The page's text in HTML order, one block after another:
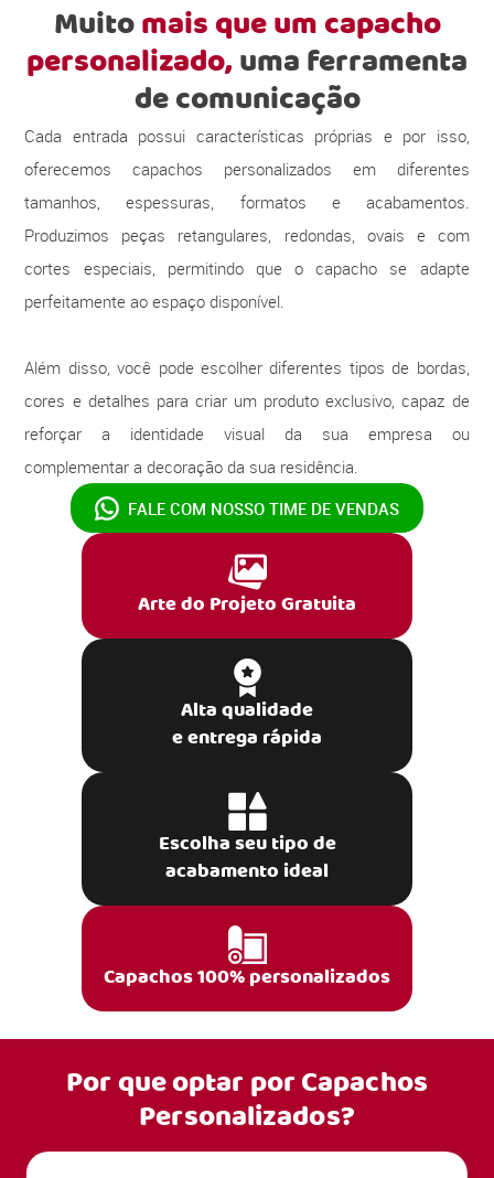
Muitomais que um capacho
personalizado,uma ferramenta
de comunicação
Cada entrada possui características próprias e por isso,
oferecemos capachos personalizados em diferentes
tamanhos, espessuras, formatos e acabamentos.
Produzimos peças retangulares, redondas, ovais e com
cortes especiais, permitindo que o capacho se adapte
perfeitamente ao espaço disponível.
Além disso, você pode escolher diferentes tipos de bordas,
cores e detalhes para criar um produto exclusivo, capaz de
reforçar a identidade visual da sua empresa ou
complementar a decoração da sua residência.
FALE COM NOSSO TIME DE VENDAS
Arte do Projeto Gratuita
Alta qualidade
e entrega rápida
Escolha seu tipo de
acabamento ideal
Capachos 100% personalizados
Por que optar porCapachos
Personalizados?